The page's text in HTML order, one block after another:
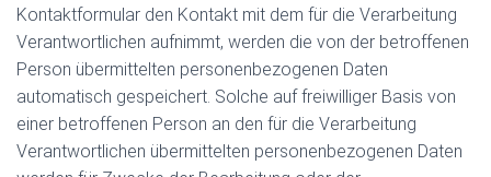
Kontaktformular den Kontakt mit dem für die Verarbeitung
Verantwortlichen aufnimmt, werden die von der betroffenen
Person übermittelten personenbezogenen Daten
automatisch gespeichert. Solche auf freiwilliger Basis von
einer betroffenen Person an den für die Verarbeitung
Verantwortlichen übermittelten personenbezogenen Daten